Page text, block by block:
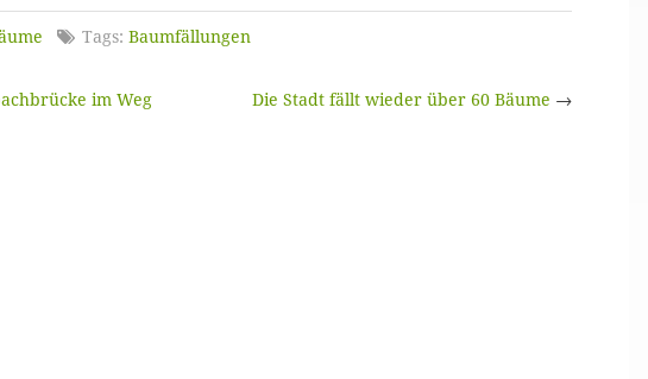
Tags: Baumfällungen
im Weg Die Stadt fällt wieder über 60 Bäume →